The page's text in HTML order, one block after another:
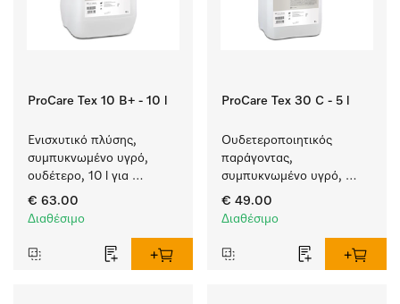
ProCare Tex 10 B+ - 10 l
Ενισχυτικό πλύσης,
συμπυκνωμένο υγρό,
ουδέτερο, 10 l για
αποτελεσματική
αφαίρεση των λιπαρών
€ 63.00
Διαθέσιμο
ProCare Tex 30 C - 5 l
Ουδετεροποιητικός
παράγοντας,
συμπυκνωμένο υγρό,
όξινο, 5 l για απόλυτη
προστασία των
αξιόπιστη
ουδετεροποίηση.
€ 49.00
Διαθέσιμο